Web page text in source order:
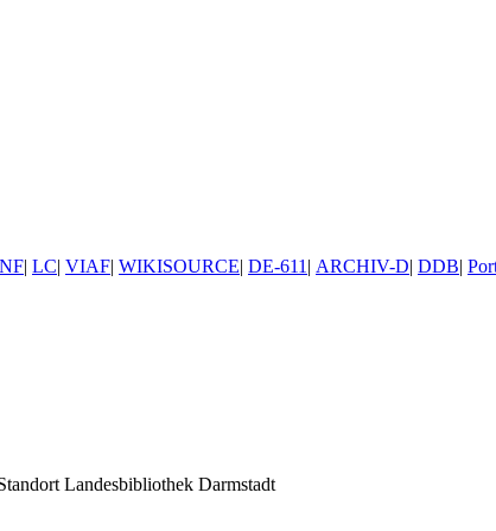
| LC| VIAF| WIKISOURCE| DE-611 | ARCHIV-D| DDB|
Landesbibliothek Darmstadt